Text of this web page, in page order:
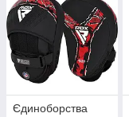
Єдиноборства